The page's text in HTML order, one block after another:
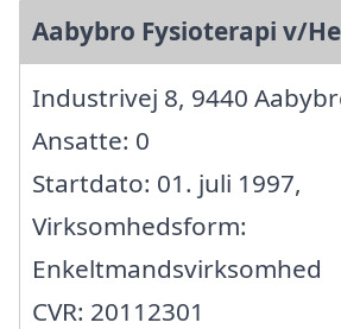
Aabybro Fysioterapi v/
Industrivej 8, 9440
Ansatte: 0
Startdato: 01. juli 1997,
Virksomhedsform:
Enkeltmandsvirksomhed
CVR: 20112301